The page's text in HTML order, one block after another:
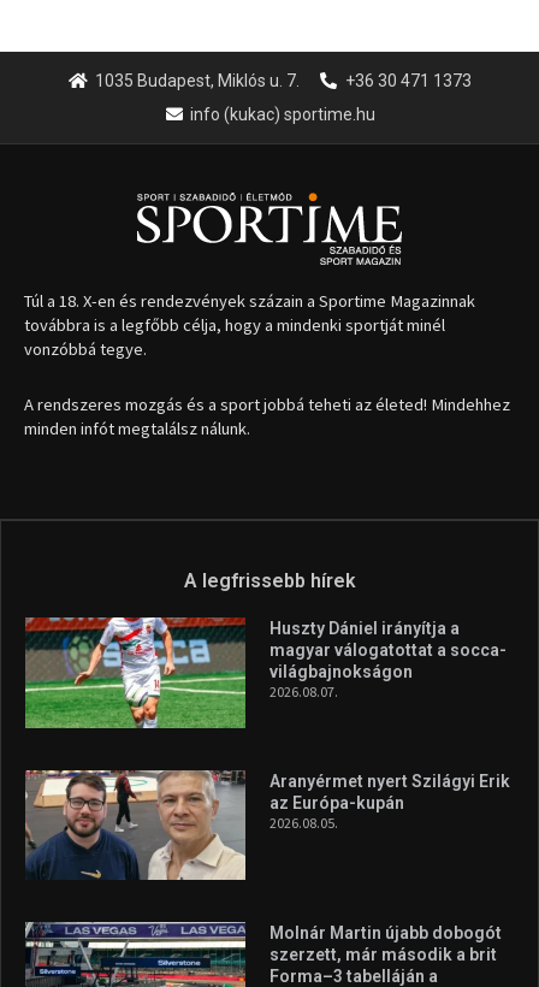
1035 Budapest, Miklós u. 7.
+36 30 471 1373
info (kukac) sportime.hu
Túl a 18. X-en és rendezvények százain a Sportime Magazinnak
továbbra is a legfőbb célja, hogy a mindenki sportját minél
vonzóbbá tegye.
A rendszeres mozgás és a sport jobbá teheti az életed! Mindehhez
minden infót megtalálsz nálunk.
A legfrissebb hírek
Huszty Dániel irányítja a
magyar válogatottat a socca-
világbajnokságon
2026.08.07.
Aranyérmet nyert Szilágyi Erik
az Európa-kupán
2026.08.05.
Molnár Martin újabb dobogót
szerzett, már második a brit
Forma–3 tabelláján a